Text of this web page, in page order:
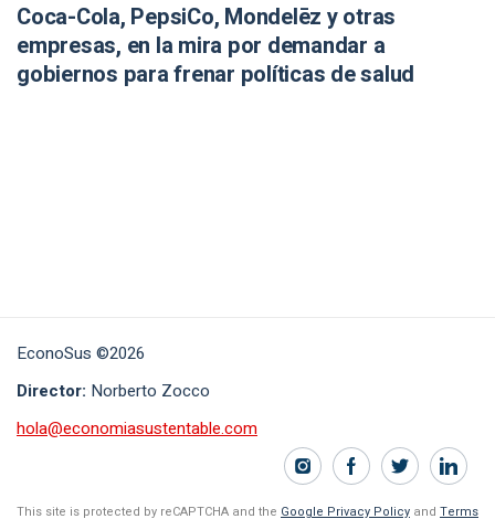
Coca-Cola, PepsiCo, Mondelēz y otras
empresas, en la mira por demandar a
gobiernos para frenar políticas de salud
EconoSus ©2026
Director: Norberto Zocco
hola@economiasustentable.com
This site is protected by reCAPTCHA and the Google Privacy Policy and Terms